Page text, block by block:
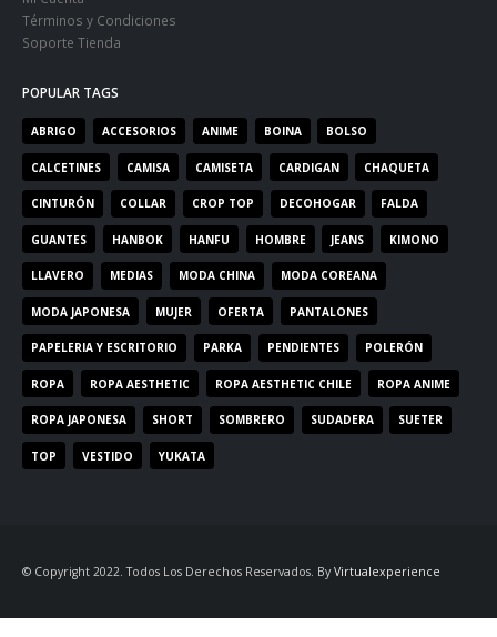
Términos y Condiciones
Soporte Tienda
POPULAR TAGS
ABRIGO ACCESORIOS ANIME BOINA BOLSO
CALCETINES CAMISA CAMISETA CARDIGAN CHAQUETA
CINTURÓN COLLAR CROP TOP DECOHOGAR FALDA
GUANTES HANBOK HANFU HOMBRE JEANS KIMONO
LLAVERO MEDIAS MODA CHINA MODA COREANA
MODA JAPONESA MUJER OFERTA PANTALONES
PAPELERIA Y ESCRITORIO PARKA PENDIENTES POLERÓN
ROPA ROPA AESTHETIC ROPA AESTHETIC CHILE ROPA ANIME
ROPA JAPONESA SHORT SOMBRERO SUDADERA SUETER
TOP VESTIDO YUKATA
© Copyright 2022. Todos Los Derechos Reservados. By Virtualexperience